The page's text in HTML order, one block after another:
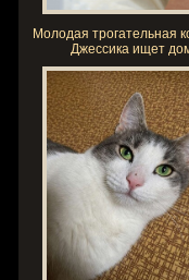
Молодая трогательная
Джессика ищет